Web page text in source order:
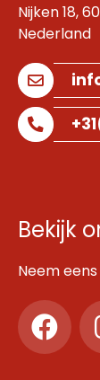
Nijken 18,
Nederland
Bekijk
Neem